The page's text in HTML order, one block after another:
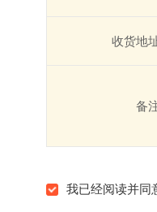
收货地
备
我已经阅读并同